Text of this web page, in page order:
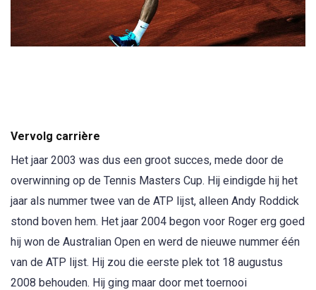
Vervolg carrière
Het jaar 2003 was dus een groot succes, mede door de
overwinning op de Tennis Masters Cup. Hij eindigde hij het
jaar als nummer twee van de ATP lijst, alleen Andy Roddick
stond boven hem. Het jaar 2004 begon voor Roger erg goed
hij won de Australian Open en werd de nieuwe nummer één
van de ATP lijst. Hij zou die eerste plek tot 18 augustus
2008 behouden. Hij ging maar door met toernooi